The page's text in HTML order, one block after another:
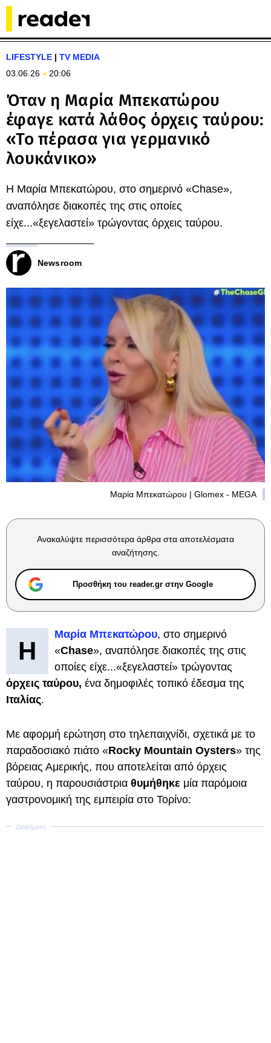
LIFESTYLE | TV MEDIA
03.06.26
20:06
Όταν η Μαρία Μπεκατώρου
έφαγε κατά λάθος όρχεις ταύρου:
«Το πέρασα για γερμανικό
λουκάνικο»
Η Μαρία Μπεκατώρου, στο σημερινό «Chase»,
αναπόλησε διακοπές της στις οποίες
είχε...«ξεγελαστεί» τρώγοντας όρχεις ταύρου.
Newsroom
Μαρία Μπεκατώρου | Glomex - MEGA
Ανακαλύψτε περισσότερα άρθρα στα αποτελέσματα
αναζήτησης.
Προσθήκη του reader.gr στην Google
Η
Μαρία Μπεκατώρου, στο σημερινό
«Chase», αναπόλησε διακοπές της στις
οποίες είχε...«ξεγελαστεί» τρώγοντας
όρχεις ταύρου, ένα δημοφιλές τοπικό έδεσμα της
Ιταλίας.
Με αφορμή ερώτηση στο τηλεπαιχνίδι, σχετικά με το
παραδοσιακό πιάτο «Rocky Mountain Oysters» της
βόρειας Αμερικής, που αποτελείται από όρχεις
ταύρου, η παρουσιάστρια θυμήθηκε μία παρόμοια
γαστρονομική της εμπειρία στο Τορίνο: